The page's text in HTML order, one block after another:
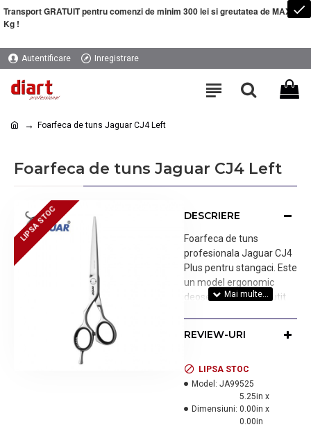
Transport GRATUIT pentru comenzi de minim 300 lei si greutatea de MAXIM 5
Kg !
Autentificare Inregistrare
Foarfeca de tuns Jaguar CJ4 Left
Foarfeca de tuns Jaguar CJ4 Left
LIPSA STOC
LIPSA STOC DESCRIERE
Foarfeca de tuns
profesionala Jaguar CJ4
Plus pentru stangaci. Este
un model ergonomic
deosebit, foarte ascutit
si relaxat, fara a solicita
gatului.
Productie Germania.
REVIEW-URI
LIPSA STOC
Model: JA99525
Dimensiuni:
5.25in x
0.00in x
0.00in